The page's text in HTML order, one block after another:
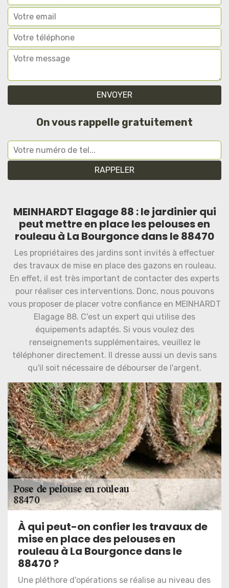
On vous rappelle gratuitement
MEINHARDT Elagage 88 : le jardinier qui
peut mettre en place les pelouses en
rouleau à La Bourgonce dans le 88470
Les propriétaires des jardins sont invités à effectuer
des travaux de mise en place des gazons en rouleau.
En effet, il est très important de contacter des experts
pour réaliser ces interventions. Donc, nous pouvons
vous proposer de placer votre confiance en MEINHARDT
Elagage 88. C'est un expert qui utilise des
équipements adaptés. Si vous voulez des
renseignements supplémentaires, veuillez le
téléphoner directement. Il dresse aussi un devis sans
qu'il soit nécessaire de débourser de l'argent.
À qui peut-on confier les travaux de
mise en place des pelouses en
rouleau à La Bourgonce dans le
88470 ?
Une pléthore d'opérations se réalise au niveau des